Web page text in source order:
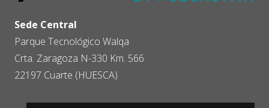
Sede Central
Parque Tecnológico Walqa
Crta. Zaragoza N-330 Km. 566
22197 Cuarte (HUESCA)